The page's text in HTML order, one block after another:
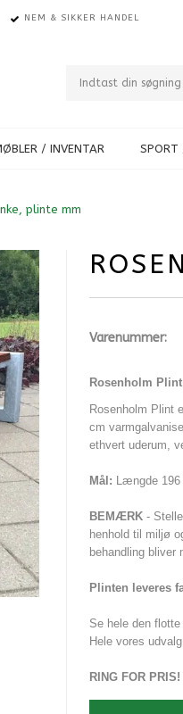
NEM & SIKKER HANDEL
/ INVENTAR SPORT
plinte mm
Varenummer:
Rosenholm
Rosenholm Plint
cm
ethvert uderum,
Mål: Længde
BEMÆRK -
henhold til miljø
behandling bliver
Plinten leveres
Se hele den
Hele vores
RING FOR PRIS!